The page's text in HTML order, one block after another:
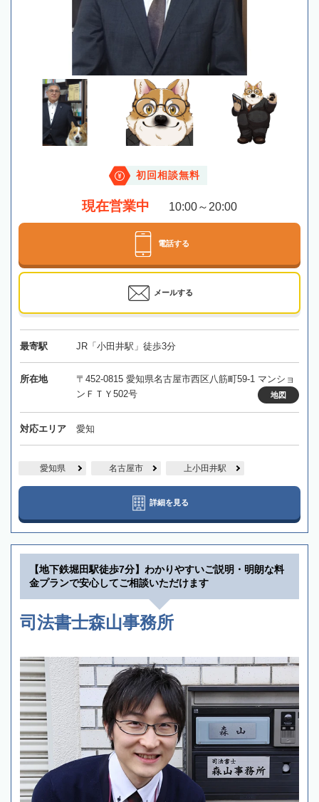
初回相談無料
現在営業中 10:00～20:00
電話する
メールする
最寄駅 JR「小田井駅」徒歩3分
所在地
〒452-0815 愛知県名古屋市西区八筋町59-1 マンショ
ンＦＴＹ502号
地図
対応エリア 愛知
愛知県 名古屋市 上小田井駅
詳細を見る
【地下鉄堀田駅徒歩7分】わかりやすいご説明・明朗な料
金プランで安心してご相談いただけます
司法書士森山事務所